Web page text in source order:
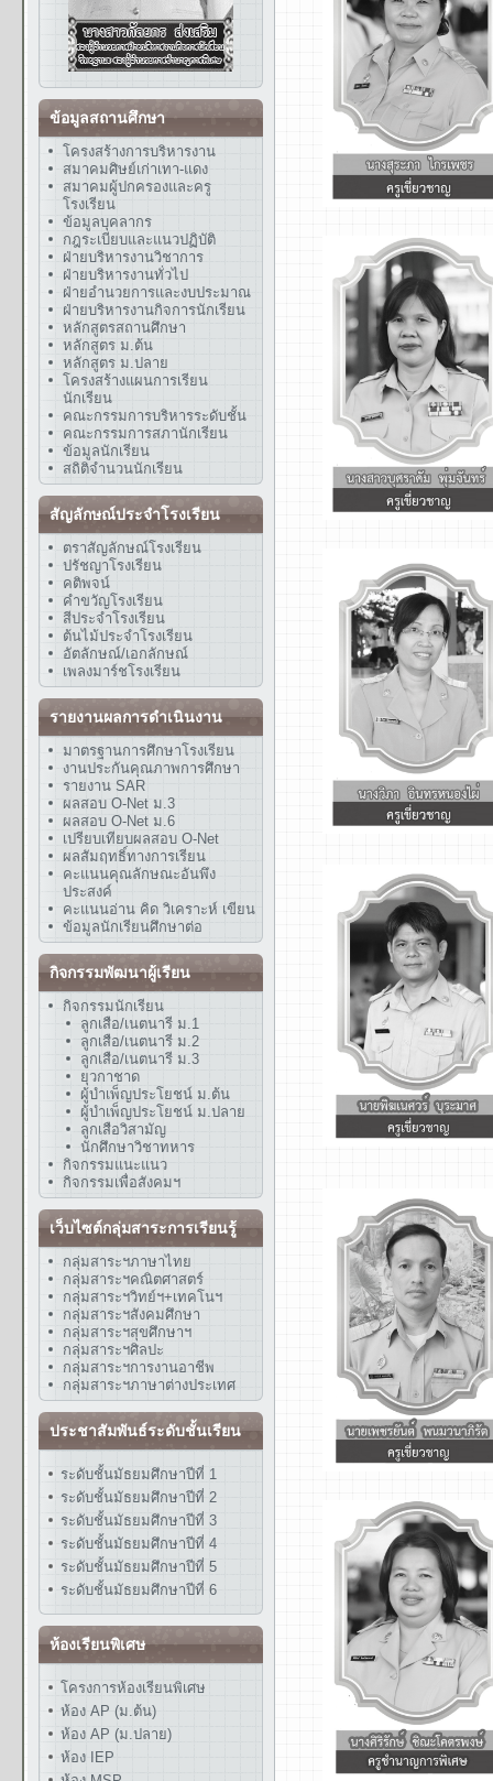
ข้อมูลสถานศึกษา
โครงสร้างการบริหารงาน
สมาคมศิษย์เก่าเทา-แดง
สมาคมผู้ปกครองและครู
โรงเรียน
ข้อมูลบุคลากร
กฎระเบียบและแนวปฏิบัติ
ฝ่ายบริหารงานวิชาการ
ฝ่ายบริหารงานทั่วไป
ฝ่ายอำนวยการและงบประมาณ
ฝ่ายบริหารงานกิจการนักเรียน
หลักสูตรสถานศึกษา
หลักสูตร ม.ต้น
หลักสูตร ม.ปลาย
โครงสร้างแผนการเรียน
นักเรียน
คณะกรรมการบริหารระดับชั้น
คณะกรรมการสภานักเรียน
ข้อมูลนักเรียน
สถิติจำนวนนักเรียน
สัญลักษณ์ประจำโรงเรียน
ตราสัญลักษณ์โรงเรียน
ปรัชญาโรงเรียน
คติพจน์
คำขวัญโรงเรียน
สีประจำโรงเรียน
ต้นไม้ประจำโรงเรียน
อัตลักษณ์/เอกลักษณ์
เพลงมาร์ชโรงเรียน
รายงานผลการดำเนินงาน
มาตรฐานการศึกษาโรงเรียน
งานประกันคุณภาพการศึกษา
รายงาน SAR
ผลสอบ O-Net ม.3
ผลสอบ O-Net ม.6
เปรียบเทียบผลสอบ O-Net
ผลสัมฤทธิ์ทางการเรียน
คะแนนคุณลักษณะอันพึง
ประสงค์
คะแนนอ่าน คิด วิเคราะห์ เขียน
ข้อมูลนักเรียนศึกษาต่อ
กิจกรรมพัฒนาผู้เรียน
กิจกรรมนักเรียน
ลูกเสือ/เนตนารี ม.1
ลูกเสือ/เนตนารี ม.2
ลูกเสือ/เนตนารี ม.3
ยุวกาชาด
ผู้บำเพ็ญประโยชน์ ม.ต้น
ผู้บำเพ็ญประโยชน์ ม.ปลาย
ลูกเสือวิสามัญ
นักศึกษาวิชาทหาร
กิจกรรมแนะแนว
กิจกรรมเพื่อสังคมฯ
เว็บไซต์กลุ่มสาระการเรียนรู้
กลุ่มสาระฯภาษาไทย
กลุ่มสาระฯคณิตศาสตร์
กลุ่มสาระฯวิทย์ฯ+เทคโนฯ
กลุ่มสาระฯสังคมศึกษา
กลุ่มสาระฯสุขศึกษาฯ
กลุ่มสาระฯศิลปะ
กลุ่มสาระฯการงานอาชีพ
กลุ่มสาระฯภาษาต่างประเทศ
ประชาสัมพันธ์ระดับชั้นเรียน
ระดับชั้นมัธยมศึกษาปีที่ 1
ระดับชั้นมัธยมศึกษาปีที่ 2
ระดับชั้นมัธยมศึกษาปีที่ 3
ระดับชั้นมัธยมศึกษาปีที่ 4
ระดับชั้นมัธยมศึกษาปีที่ 5
ระดับชั้นมัธยมศึกษาปีที่ 6
ห้องเรียนพิเศษ
โครงการห้องเรียนพิเศษ
ห้อง AP (ม.ต้น)
ห้อง AP (ม.ปลาย)
ห้อง IEP